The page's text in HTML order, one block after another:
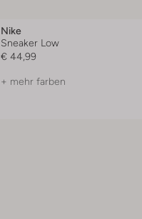
Nike
Sneaker Low
€ 44,99
+ mehr farben